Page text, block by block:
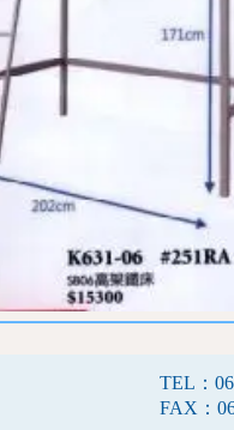
TEL：
FAX：